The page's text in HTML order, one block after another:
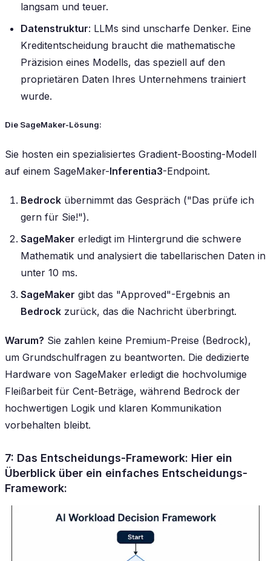
langsam und teuer.
Datenstruktur: LLMs sind unscharfe Denker. Eine
Kreditentscheidung braucht die mathematische
Präzision eines Modells, das speziell auf den
proprietären Daten Ihres Unternehmens trainiert
wurde.
Die SageMaker-Lösung:
Sie hosten ein spezialisiertes Gradient-Boosting-Modell
auf einem SageMaker-Inferentia3-Endpoint.
Bedrock übernimmt das Gespräch ("Das prüfe ich
gern für Sie!").
SageMaker erledigt im Hintergrund die schwere
Mathematik und analysiert die tabellarischen Daten in
unter 10 ms.
SageMaker gibt das "Approved"-Ergebnis an
Bedrock zurück, das die Nachricht überbringt.
Warum? Sie zahlen keine Premium-Preise (Bedrock),
um Grundschulfragen zu beantworten. Die dedizierte
Hardware von SageMaker erledigt die hochvolumige
Fleißarbeit für Cent-Beträge, während Bedrock der
hochwertigen Logik und klaren Kommunikation
vorbehalten bleibt.
7: Das Entscheidungs-Framework: Hier ein
Überblick über ein einfaches Entscheidungs-
Framework: